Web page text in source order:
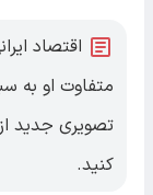
اقتصاد
متفاوت او به
تصویری جدید
کنید.